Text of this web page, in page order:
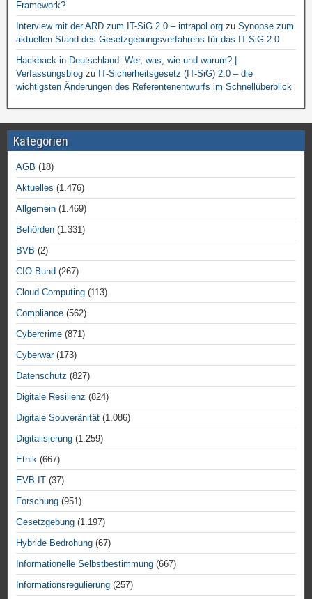
Framework?
Interview mit der ARD zum IT-SiG 2.0 – intrapol.org zu Synopse zum
aktuellen Stand des Gesetzgebungsverfahrens für das IT-SiG 2.0
Hackback in Deutschland: Wer, was, wie und warum? |
Verfassungsblog zu IT-Sicherheitsgesetz (IT-SiG) 2.0 – die
wichtigsten Änderungen des Referentenentwurfs im Schnellüberblick
Kategorien
AGB (18)
Aktuelles (1.476)
Allgemein (1.469)
Behörden (1.331)
BVB (2)
CIO-Bund (267)
Cloud Computing (113)
Compliance (562)
Cybercrime (871)
Cyberwar(173)
Datenschutz (827)
Digitale Resilienz (824)
Digitale Souveränität (1.086)
Digitalisierung (1.259)
Ethik (667)
EVB-IT (37)
Forschung (951)
Gesetzgebung (1.197)
Hybride Bedrohung (67)
Informationelle Selbstbestimmung (667)
Informationsregulierung (257)